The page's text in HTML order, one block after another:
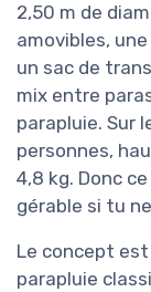
2,50 m de
amovibles,
un sac de
mix entre
parapluie. Sur
personnes,
4,8 kg. Donc
gérable si tu
Le concept
parapluie